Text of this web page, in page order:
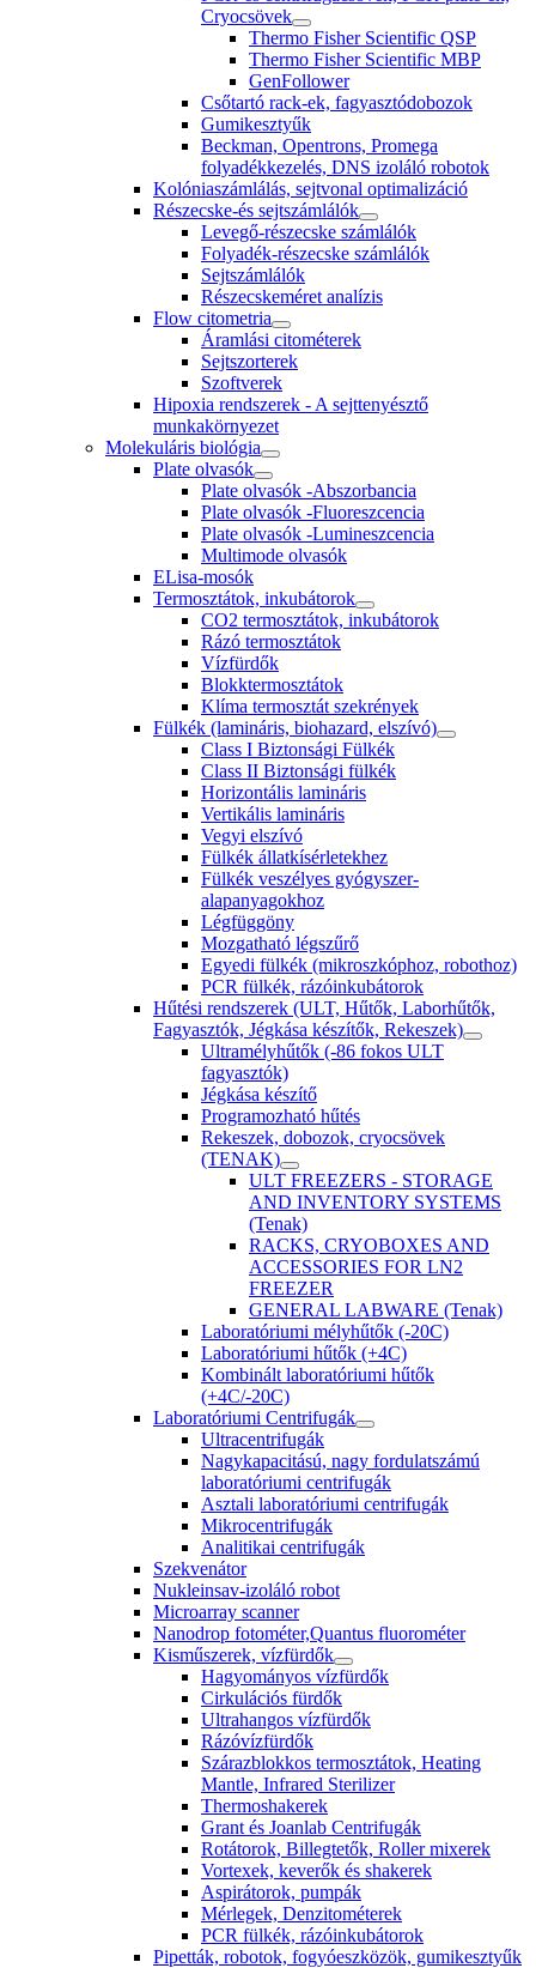
Cryocsövek
Thermo Fisher Scientific QSP
Thermo Fisher Scientific MBP
GenFollower
Csőtartó rack-ek, fagyasztódobozok
Gumikesztyűk
Beckman, Opentrons, Promega
folyadékkezelés, DNS izoláló robotok
Kolóniaszámlálás, sejtvonal optimalizáció
Részecske-és sejtszámlálók
Levegő-részecske számlálók
Folyadék-részecske számlálók
Sejtszámlálók
Részecskeméret analízis
Flow citometria
Áramlási citométerek
Sejtszorterek
Szoftverek
Hipoxia rendszerek - A sejttenyésztő
munkakörnyezet
Molekuláris biológia
Plate olvasók
Plate olvasók -Abszorbancia
Plate olvasók -Fluoreszcencia
Plate olvasók -Lumineszcencia
Multimode olvasók
ELisa-mosók
Termosztátok, inkubátorok
CO2 termosztátok, inkubátorok
Rázó termosztátok
Vízfürdők
Blokktermosztátok
Klíma termosztát szekrények
Fülkék (lamináris, biohazard, elszívó)
Class I Biztonsági Fülkék
Class II Biztonsági fülkék
Horizontális lamináris
Vertikális lamináris
Vegyi elszívó
Fülkék állatkísérletekhez
Fülkék veszélyes gyógyszer-
alapanyagokhoz
Légfüggöny
Mozgatható légszűrő
Egyedi fülkék (mikroszkóphoz, robothoz)
PCR fülkék, rázóinkubátorok
Hűtési rendszerek (ULT, Hűtők, Laborhűtők,
Fagyasztók, Jégkása készítők, Rekeszek)
Ultramélyhűtők (-86 fokos ULT
fagyasztók)
Jégkása készítő
Programozható hűtés
Rekeszek, dobozok, cryocsövek
(TENAK)
ULT FREEZERS - STORAGE
AND INVENTORY SYSTEMS
(Tenak)
RACKS, CRYOBOXES AND
ACCESSORIES FOR LN2
FREEZER
GENERAL LABWARE (Tenak)
Laboratóriumi mélyhűtők (-20C)
Laboratóriumi hűtők (+4C)
Kombinált laboratóriumi hűtők
(+4C/-20C)
Laboratóriumi Centrifugák
Ultracentrifugák
Nagykapacitású, nagy fordulatszámú
laboratóriumi centrifugák
Asztali laboratóriumi centrifugák
Mikrocentrifugák
Analitikai centrifugák
Szekvenátor
Nukleinsav-izoláló robot
Microarray scanner
Nanodrop fotométer,Quantus fluorométer
Kisműszerek, vízfürdők
Hagyományos vízfürdők
Cirkulációs fürdők
Ultrahangos vízfürdők
Rázóvízfürdők
Szárazblokkos termosztátok, Heating
Mantle, Infrared Sterilizer
Thermoshakerek
Grant és Joanlab Centrifugák
Rotátorok, Billegtetők, Roller mixerek
Vortexek, keverők és shakerek
Aspirátorok, pumpák
Mérlegek, Denzitométerek
PCR fülkék, rázóinkubátorok
Pipetták, robotok, fogyóeszközök, gumikesztyűk